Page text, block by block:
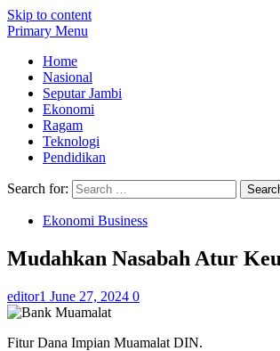
Skip to content
Primary Menu
Home
Nasional
Seputar Jambi
Ekonomi
Ragam
Teknologi
Pendidikan
Search for:
Ekonomi Business
Mudahkan Nasabah Atur
editor1 June 27, 2024 0
Fitur Dana Impian Muamalat DIN.